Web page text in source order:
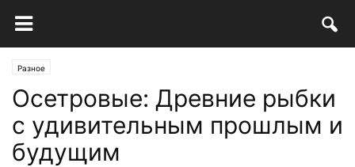
Разное
Осетровые: Древние рыбки
с удивительным прошлым и
будущим